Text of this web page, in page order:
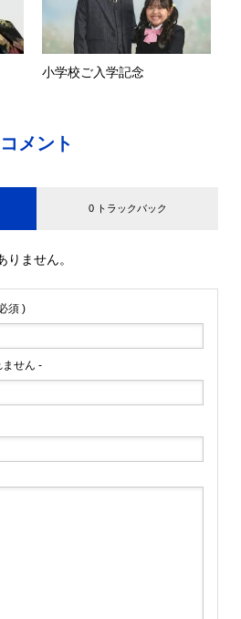
小学校ご入学記念
コメント
0 トラックバック
ません。
須 )
ません -